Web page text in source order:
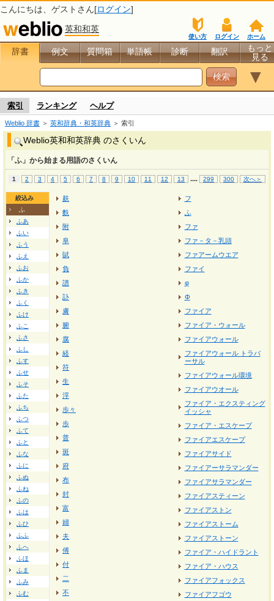
こんにちは、 ゲスト さん[ログイン]
英和和英
ホーム
ログイン
使い方
辞書 例文 質問箱 単語帳 診断 翻訳
もっと
見る
▼
索引 ランキング ヘルプ
Weblio 辞書 ＞ 英和辞典・和英辞典 ＞ 索引
Weblio英和和英辞典 のさくいん
「ふ」から始まる用語のさくいん
1 2 3 4 5 6 7 8 9 10 11 12 13 .... 299 300 次へ＞
絞込み
ふ
ふあ
ふい
ふう
ふえ
ふお
ふか
ふき
ふく
ふけ
ふこ
ふさ
ふし
ふす
ふせ
ふそ
ふた
ふち
ふつ
ふて
ふと
ふな
ふに
ふぬ
ふね
ふの
ふは
ふひ
ふふ
ふへ
ふほ
ふま
ふみ
ふむ
麸
麩
附
阜
賦
負
譜
訃
膚
腑
腐
経
符
生
浮
歩々
歩
普
斑
府
布
封
富
婦
夫
傅
付
二
不
フ
ふ
ファ
ファ－タ－乳頭
ファアームウエア
ファイ
φ
Φ
ファイア
ファイア・ウォール
ファイアウォール
ファイアウォール トラバ
ーサル
ファイアウォール環境
ファイアウオール
ファイア・エクスティング
イッシャ
ファイア・エスケープ
ファイアエスケープ
ファイアサイド
ファイアーサラマンダー
ファイアサラマンダー
ファイアスティーン
ファイアストン
ファイアストーム
ファイアストーン
ファイア・ハイドラント
ファイア・ハウス
ファイアフォックス
ファイアフゴウ